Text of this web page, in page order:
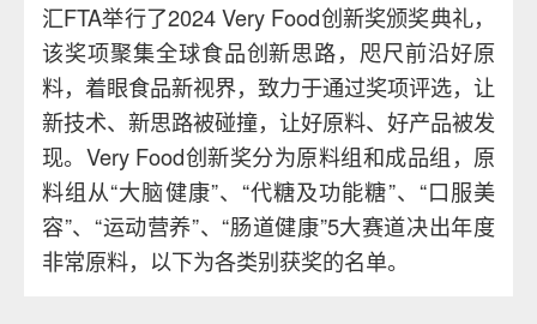
汇FTA举行了2024 Very Food创新奖颁奖典礼，
该奖项聚集全球食品创新思路，咫尺前沿好原
料，着眼食品新视界，致力于通过奖项评选，让
新技术、新思路被碰撞，让好原料、好产品被发
现。Very Food创新奖分为原料组和成品组，原
料组从“大脑健康”、“代糖及功能糖”、“口服美
容”、“运动营养”、“肠道健康”5大赛道决出年度
非常原料，以下为各类别获奖的名单。